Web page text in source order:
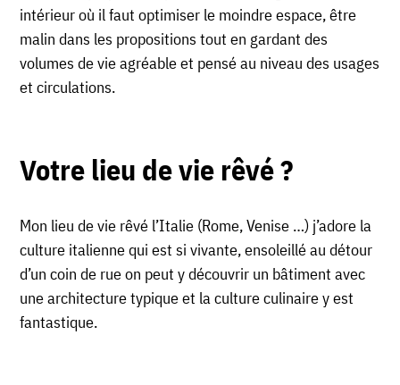
intérieur où il faut optimiser le moindre espace, être
malin dans les propositions tout en gardant des
volumes de vie agréable et pensé au niveau des usages
et circulations.
Votre lieu de vie rêvé ?
Mon lieu de vie rêvé l’Italie (Rome, Venise …) j’adore la
culture italienne qui est si vivante, ensoleillé au détour
d’un coin de rue on peut y découvrir un bâtiment avec
une architecture typique et la culture culinaire y est
fantastique.